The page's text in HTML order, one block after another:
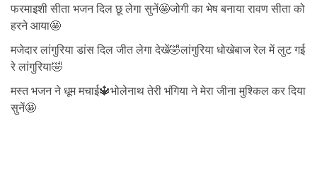
फरमाइशी सीता भजन दिल छू लेगा सुनें🤩जोगी का भेष बनाया रावण सीता को
हरने आया🤩
मजेदार लांगुरिया डांस दिल जीत लेगा देखें🤣लांगुरिया धोखेबाज रेल में लुट गई
रे लांगुरिया🤣
मस्त भजन ने धूम मचाई🔱भोलेनाथ तेरी भंगिया ने मेरा जीना मुश्किल कर दिया
सुनें🤩